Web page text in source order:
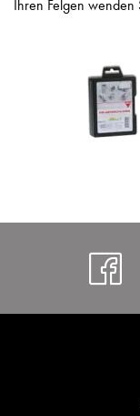
Ihren Felgen wenden